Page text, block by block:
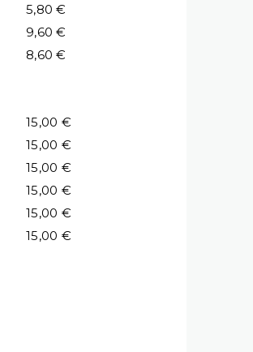
5,80 €
9,60 €
8,60 €
15,00 €
15,00 €
15,00 €
15,00 €
15,00 €
15,00 €